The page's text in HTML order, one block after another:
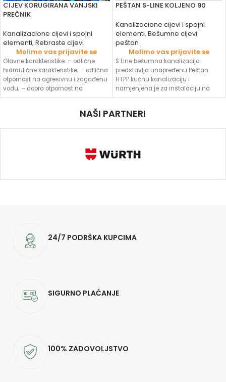
CIJEV KORUGIRANA VANJSKI
PREČNIK
Kanalizacione cijevi i spojni
elementi, Rebraste cijevi
Molimo vas prijavite se
Glavne karakteristike: – odlične
hidraulične karakteristike; – odlična
otpornost na agresivnu i zagađenu
vodu; – dobra otpornost na
mehanička kretanja
PEŠTAN S-LINE KOLJENO 90
Kanalizacione cijevi i spojni
elementi, Bešumne cijevi
peštan
Molimo vas prijavite se
S Line bešumna kanalizacija
predstavlja unapređenu Peštan
HTPP kućnu kanalizaciju i
namjenjena je za instalaciju na
mjestima gdje se zvučna
NAŠI PARTNERI
24/7 PODRŠKA KUPCIMA
SIGURNO PLAĆANJE
100% ZADOVOLJSTVO